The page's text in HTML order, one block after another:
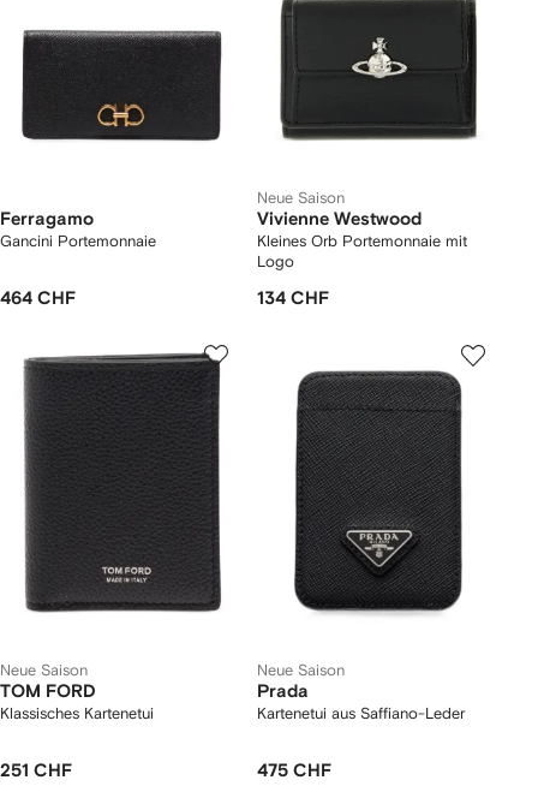
Ferragamo
Gancini Portemonnaie
464 CHF
Neue Saison
Vivienne Westwood
Kleines Orb Portemonnaie mit
Logo
134 CHF
Neue Saison
TOM FORD
Klassisches Kartenetui
251 CHF
Neue Saison
Prada
Kartenetui aus Saffiano-Leder
475 CHF